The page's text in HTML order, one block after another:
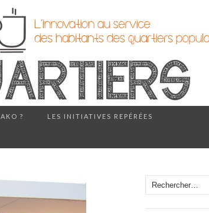
? LES INITIATIVES REPÉRÉES
Rechercher :